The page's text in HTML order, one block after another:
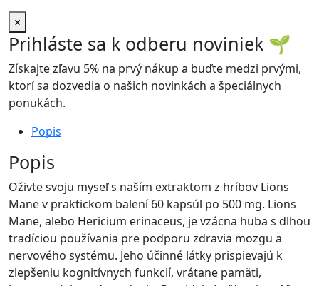
×
Prihláste sa k odberu noviniek 🌱
Získajte zľavu 5% na prvý nákup a buďte medzi prvými,
ktorí sa dozvedia o našich novinkách a špeciálnych
ponukách.
Popis
Popis
Oživte svoju myseľ s naším extraktom z hríbov Lions
Mane v praktickom balení 60 kapsúl po 500 mg. Lions
Mane, alebo Hericium erinaceus, je vzácna huba s dlhou
tradíciou používania pre podporu zdravia mozgu a
nervového systému. Jeho účinné látky prispievajú k
zlepšeniu kognitívnych funkcií, vrátane pamäti,